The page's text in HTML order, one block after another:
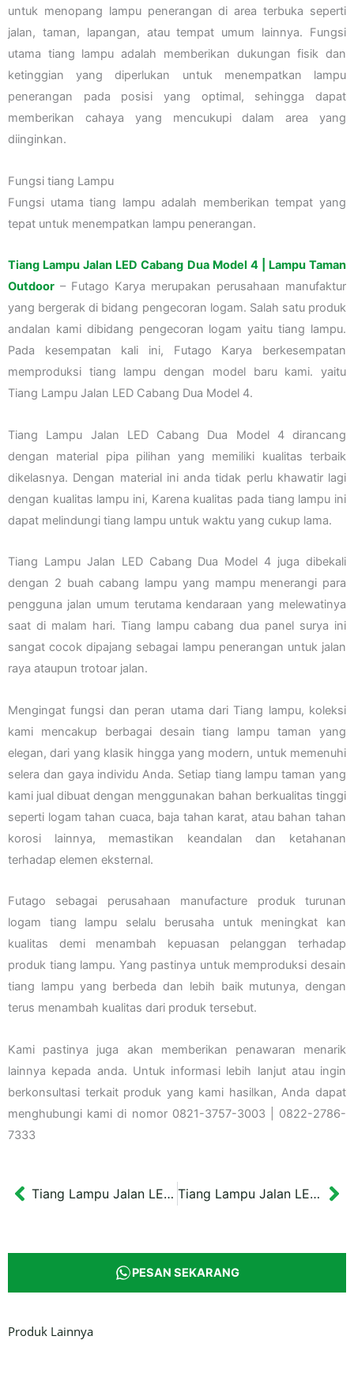
untuk menopang lampu penerangan di area terbuka seperti
jalan, taman, lapangan, atau tempat umum lainnya. Fungsi
utama tiang lampu adalah memberikan dukungan fisik dan
ketinggian yang diperlukan untuk menempatkan lampu
penerangan pada posisi yang optimal, sehingga dapat
memberikan cahaya yang mencukupi dalam area yang
diinginkan.
Fungsi tiang Lampu
Fungsi utama tiang lampu adalah memberikan tempat yang
tepat untuk menempatkan lampu penerangan.
Tiang Lampu Jalan LED Cabang Dua Model 4 | Lampu Taman
Outdoor – Futago Karya merupakan perusahaan manufaktur
yang bergerak di bidang pengecoran logam. Salah satu produk
andalan kami dibidang pengecoran logam yaitu tiang lampu.
Pada kesempatan kali ini, Futago Karya berkesempatan
memproduksi tiang lampu dengan model baru kami. yaitu
Tiang Lampu Jalan LED Cabang Dua Model 4.
Tiang Lampu Jalan LED Cabang Dua Model 4 dirancang
dengan material pipa pilihan yang memiliki kualitas terbaik
dikelasnya. Dengan material ini anda tidak perlu khawatir lagi
dengan kualitas lampu ini, Karena kualitas pada tiang lampu ini
dapat melindungi tiang lampu untuk waktu yang cukup lama.
Tiang Lampu Jalan LED Cabang Dua Model 4 juga dibekali
dengan 2 buah cabang lampu yang mampu menerangi para
pengguna jalan umum terutama kendaraan yang melewatinya
saat di malam hari. Tiang lampu cabang dua panel surya ini
sangat cocok dipajang sebagai lampu penerangan untuk jalan
raya ataupun trotoar jalan.
Mengingat fungsi dan peran utama dari Tiang lampu, koleksi
kami mencakup berbagai desain tiang lampu taman yang
elegan, dari yang klasik hingga yang modern, untuk memenuhi
selera dan gaya individu Anda. Setiap tiang lampu taman yang
kami jual dibuat dengan menggunakan bahan berkualitas tinggi
seperti logam tahan cuaca, baja tahan karat, atau bahan tahan
korosi lainnya, memastikan keandalan dan ketahanan
terhadap elemen eksternal.
Futago sebagai perusahaan manufacture produk turunan
logam tiang lampu selalu berusaha untuk meningkat kan
kualitas demi menambah kepuasan pelanggan terhadap
produk tiang lampu. Yang pastinya untuk memproduksi desain
tiang lampu yang berbeda dan lebih baik mutunya, dengan
terus menambah kualitas dari produk tersebut.
Kami pastinya juga akan memberikan penawaran menarik
lainnya kepada anda. Untuk informasi lebih lanjut atau ingin
berkonsultasi terkait produk yang kami hasilkan, Anda dapat
menghubungi kami di nomor 0821-3757-3003 | 0822-2786-
7333
Prev Tiang Lampu Jalan LED Cabang Dua Model 3 Tiang Lampu Jalan LED Cabang Dua Model 5
PESAN SEKARANG
Produk Lainnya